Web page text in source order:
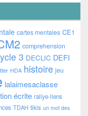
cartes mentales CE1
comprehension
3 DECLIC DEFI
HDA histoire jeu
lalaimesaclasse
écrite rallye-liens
TDAH tikis un mot des